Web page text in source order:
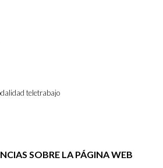
teletrabajo
SOBRE LA PÁGINA WEB